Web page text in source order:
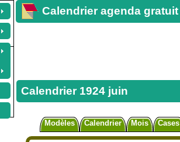
Calendrier agenda gratuit
Calendrier 1924 juin
Modèles Calendrier Mois Cases